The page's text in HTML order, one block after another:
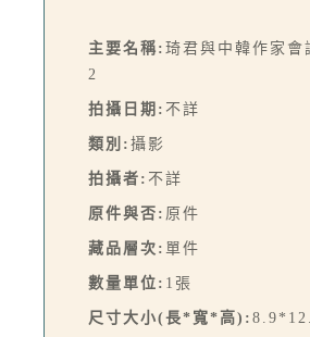
主要名稱: 琦君與中韓作家會
2
拍攝日期: 不詳
類別: 攝影
拍攝者: 不詳
原件與否: 原件
藏品層次: 單件
數量單位: 1張
尺寸大小(長*寬*高):